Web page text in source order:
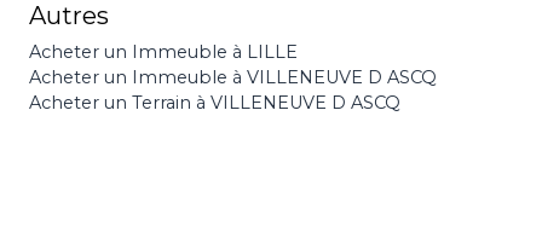
Autres
Acheter un Immeuble à LILLE
Acheter un Immeuble à VILLENEUVE D ASCQ
Acheter un Terrain à VILLENEUVE D ASCQ